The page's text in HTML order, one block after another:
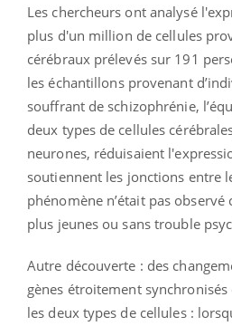
Les chercheurs ont analysé
plus d'un million de cellules
cérébraux prélevés sur 191
les échantillons provenant
souffrant de schizophrénie,
deux types de cellules
neurones, réduisaient
soutiennent les jonctions entre
phénomène n’était pas observé
plus jeunes ou sans trouble
Autre découverte : des
gènes étroitement
les deux types de cellules :